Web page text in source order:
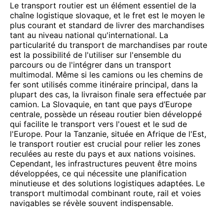
Le transport routier est un élément essentiel de la
chaîne logistique slovaque, et le fret est le moyen le
plus courant et standard de livrer des marchandises
tant au niveau national qu'international. La
particularité du transport de marchandises par route
est la possibilité de l'utiliser sur l'ensemble du
parcours ou de l'intégrer dans un transport
multimodal. Même si les camions ou les chemins de
fer sont utilisés comme itinéraire principal, dans la
plupart des cas, la livraison finale sera effectuée par
camion. La Slovaquie, en tant que pays d’Europe
centrale, possède un réseau routier bien développé
qui facilite le transport vers l'ouest et le sud de
l'Europe. Pour la Tanzanie, située en Afrique de l'Est,
le transport routier est crucial pour relier les zones
reculées au reste du pays et aux nations voisines.
Cependant, les infrastructures peuvent être moins
développées, ce qui nécessite une planification
minutieuse et des solutions logistiques adaptées. Le
transport multimodal combinant route, rail et voies
navigables se révèle souvent indispensable.